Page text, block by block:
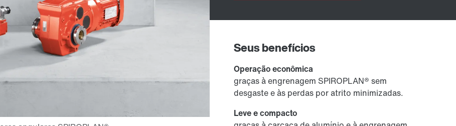
Seus benefícios
Operação econômica
graças à engrenagem SPIROPLAN® sem
desgaste e às perdas por atrito minimizadas.
Leve e compacto